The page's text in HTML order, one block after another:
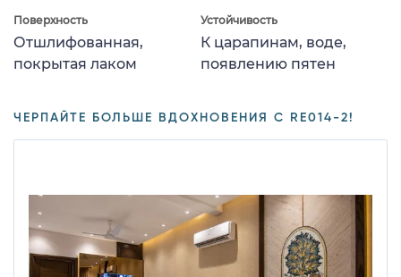
Поверхность
Отшлифованная,
покрытая лаком
Устойчивость
К царапинам, воде,
появлению пятен
ЧЕРПАЙТЕ БОЛЬШЕ ВДОХНОВЕНИЯ С RE014-2!